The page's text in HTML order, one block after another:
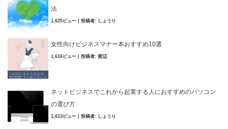
法
1,625ビュー 投稿者: しょうり
女性向けビジネスマナー本おすすめ10選
1,616ビュー 投稿者: 渡辺
ネットビジネスでこれから起業する人におすすめのパソコン
の選び方
1,613ビュー 投稿者: しょうり